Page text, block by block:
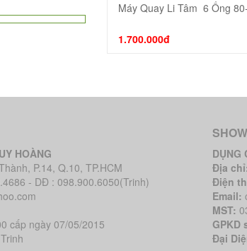
Thêm vào giỏ
Máy Quay Li Tâm  6 Ống
1.700.000đ
HOÀNG
P.14, Q.10, TP.HCM
- DĐ : 098.900.6050(Trinh)
cấp ngày 07/05/2015
DỤNG
Địa
Điện
Email:
MST:
GPKD
Đại